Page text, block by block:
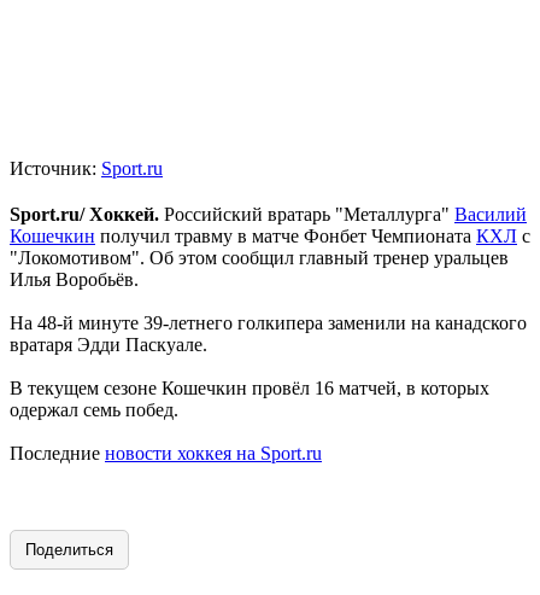
Источник: Sport.ru
Sport.ru/ Хоккей. Российский вратарь "Металлурга" Василий
Кошечкин получил травму в матче Фонбет Чемпионата КХЛ с
"Локомотивом". Об этом сообщил главный тренер уральцев
Илья Воробьёв.
На 48-й минуте 39-летнего голкипера заменили на канадского
вратаря Эдди Паскуале.
В текущем сезоне Кошечкин провёл 16 матчей, в которых
одержал семь побед.
Последние новости хоккея на Sport.ru
Поделиться